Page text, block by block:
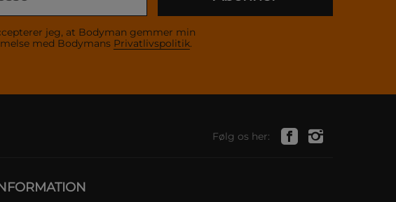
jeg, at Bodyman gemmer min
med Bodymans Privatlivspolitik.
Følg os her: